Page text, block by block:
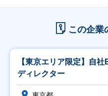
この企業
【東京エリア限定】自
ディレクター